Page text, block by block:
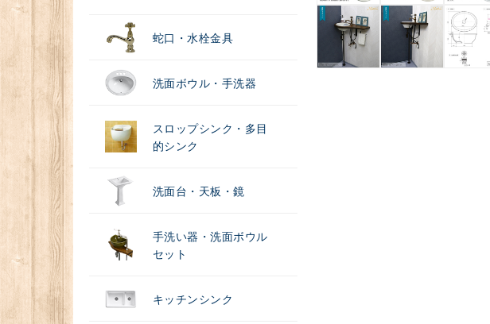
蛇口・水栓金具
洗面ボウル・手洗器
スロップシンク・多目
的シンク
洗面台・天板・鏡
手洗い器・洗面ボウル
セット
キッチンシンク